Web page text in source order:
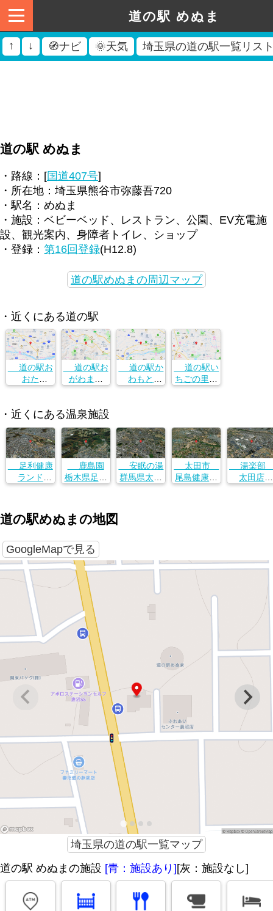
道の駅 めぬま
↑ ↓ 🧭ナビ 🌞天気 埼玉県の道の駅一覧リス
道の駅 めぬま
・路線：[国道407号]
・所在地：埼玉県熊谷市弥藤吾720
・駅名：めぬま
・施設：ベビーベッド、レストラン、公園、EV充電施
設、観光案内、身障者トイレ、ショップ
・登録： 第16回登録(H12.8)
道の駅めぬまの周辺マップ
・近くにある道の駅
道の駅お
おた
道の駅お
がわまち
道の駅か
わもと
道の駅い
ちごの里
・近くにある温泉施設
足利健康
ランド
３４
鹿島園
栃木県足利
安眠の湯
群馬県太田
太田市
尾島健康福
湯楽
太田店
道の駅めぬまの地図
GoogleMapで見る
埼玉県の道の駅一覧マップ
道の駅 めぬまの施設 [青：施設あり][灰：施設なし]